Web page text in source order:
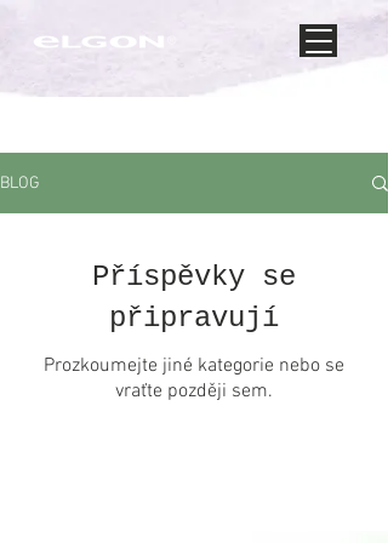
BLOG
Příspěvky se
připravují
Prozkoumejte jiné kategorie nebo se
vraťte později sem.